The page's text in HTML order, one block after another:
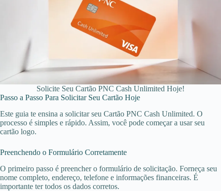
Solicite Seu Cartão PNC Cash Unlimited Hoje!
Passo a Passo Para Solicitar Seu Cartão Hoje
Este guia te ensina a solicitar seu Cartão PNC Cash Unlimited. O
processo é simples e rápido. Assim, você pode começar a usar seu
cartão logo.
Preenchendo o Formulário Corretamente
O primeiro passo é preencher o formulário de solicitação. Forneça seu
nome completo, endereço, telefone e informações financeiras. É
importante ter todos os dados corretos.